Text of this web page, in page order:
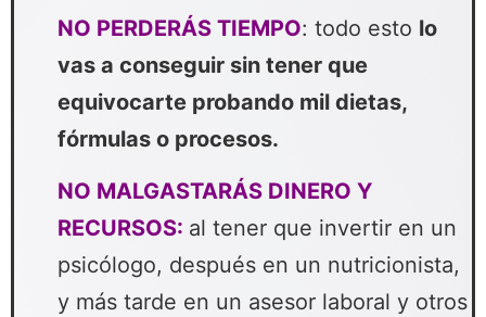
NO PERDERÁS TIEMPO: todo esto lo
vas a conseguir sin tener que
equivocarte probando mil dietas,
fórmulas o procesos.
NO MALGASTARÁS DINERO Y
RECURSOS: al tener que invertir en un
psicólogo, después en un nutricionista,
y más tarde en un asesor laboral y otros